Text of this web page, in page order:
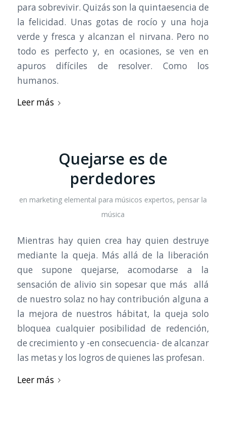
para sobrevivir. Quizás son la quintaesencia de
la felicidad. Unas gotas de rocío y una hoja
verde y fresca y alcanzan el nirvana. Pero no
todo es perfecto y, en ocasiones, se ven en
apuros difíciles de resolver. Como los
humanos.
Leer más
Quejarse es de
perdedores
en marketing elemental para músicos expertos, pensar la
música
Mientras hay quien crea hay quien destruye
mediante la queja. Más allá de la liberación
que supone quejarse, acomodarse a la
sensación de alivio sin sopesar que más allá
de nuestro solaz no hay contribución alguna a
la mejora de nuestros hábitat, la queja solo
bloquea cualquier posibilidad de redención,
de crecimiento y -en consecuencia- de alcanzar
las metas y los logros de quienes las profesan.
Leer más